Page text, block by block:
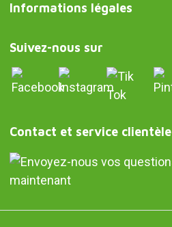
Informations légales
Suivez-nous sur
Contact et service clientèle
maintenant